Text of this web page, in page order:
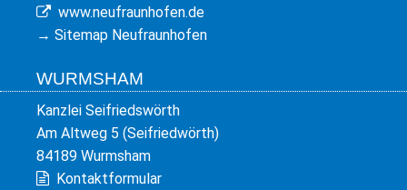
www.neufraunhofen.de
→ Sitemap Neufraunhofen
WURMSHAM
Kanzlei Seifriedswörth
Am Altweg 5 (Seifriedwörth)
84189 Wurmsham
Kontaktformular